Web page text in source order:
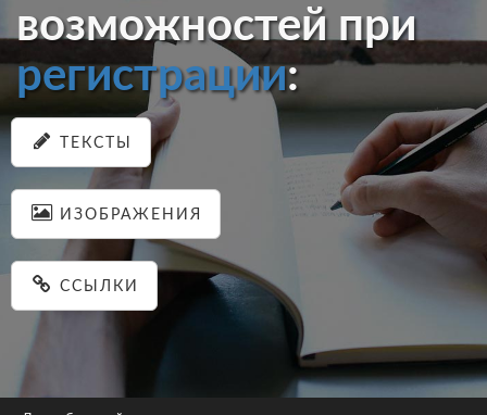
возможностей при
регистрации:
ТЕКСТЫ
ИЗОБРАЖЕНИЯ
ССЫЛКИ